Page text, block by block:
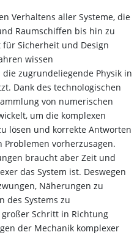
Verhaltens aller Systeme, die
Raumschiffen bis hin zu
Sicherheit und Design
wissen
zugrundeliegende Physik in
Dank des technologischen
von numerischen
um die komplexen
lösen und korrekte Antworten
vorherzusagen.
braucht aber Zeit und
das System ist. Deswegen
Näherungen zu
des Systems zu
Schritt in Richtung
der Mechanik komplexer